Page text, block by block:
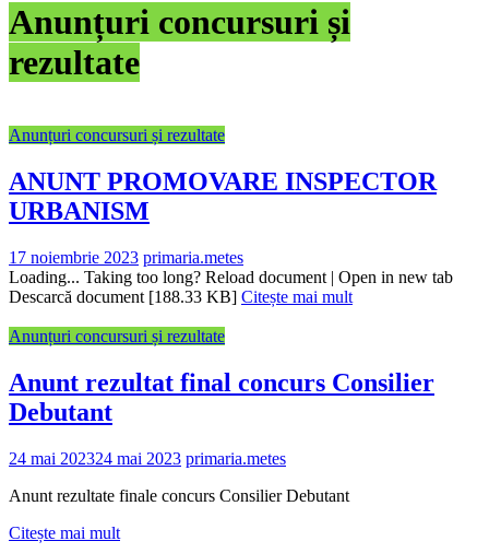
Anunțuri concursuri și
rezultate
Anunțuri concursuri și rezultate
ANUNT PROMOVARE INSPECTOR
URBANISM
17 noiembrie 2023 primaria.metes
Loading... Taking too long? Reload document | Open in new tab
Descarcă document [188.33 KB] Citește mai mult
Anunțuri concursuri și rezultate
Anunt rezultat final concurs Consilier
Debutant
24 mai 202324 mai 2023 primaria.metes
Anunt rezultate finale concurs Consilier Debutant
Citește mai mult